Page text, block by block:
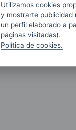
Utilizamos cookies
y mostrarte publicidad
un perfil elaborado a
páginas visitadas).
Política de cookies.